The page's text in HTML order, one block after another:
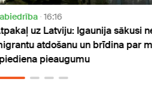
sākusi nelegālo
brīdina par migrācijas